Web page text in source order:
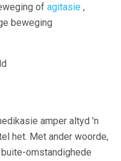
of agitasie ,
beweging
amper altyd 'n
het. Met ander woorde,
omstandighede